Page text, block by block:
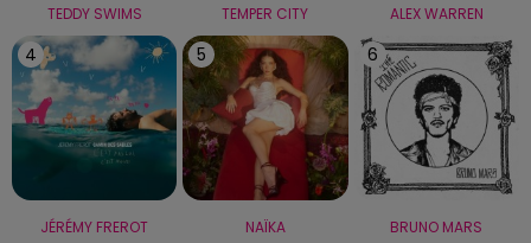
TEDDY SWIMS TEMPER CITY ALEX WARREN
4
JÉRÉMY FREROT
5
NAÏKA
6
BRUNO MARS